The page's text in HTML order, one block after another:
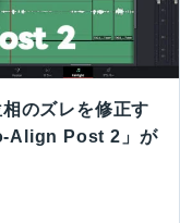
のズレを修正す
Align Post 2」が